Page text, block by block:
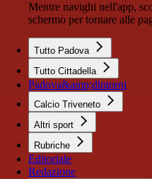
Mentre navighi nell'app,
schermo per tornare alle
Tutto Padova
Tutto Cittadella
Padova&amp;dintorni
Calcio Triveneto
Altri sport
Rubriche
Editoriale
Redazione